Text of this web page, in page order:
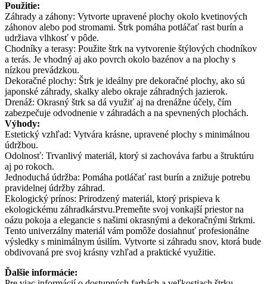
Použitie:
Záhrady a záhony: Vytvorte upravené plochy okolo kvetinových
záhonov alebo pod stromami. Štrk pomáha potláčať rast burín a
udržiava vlhkosť v pôde.
Chodníky a terasy: Použite štrk na vytvorenie štýlových chodníkov
a terás. Je vhodný aj ako povrch okolo bazénov a na plochy s
nízkou prevádzkou.
Dekoračné plochy: Štrk je ideálny pre dekoračné plochy, ako sú
japonské záhrady, skalky alebo okraje záhradných jazierok.
Drenáž: Okrasný štrk sa dá využiť aj na drenážne účely, čím
zabezpečuje odvodnenie v záhradách a na spevnených plochách.
Výhody:
Estetický vzhľad: Vytvára krásne, upravené plochy s minimálnou
údržbou.
Odolnosť: Trvanlivý materiál, ktorý si zachováva farbu a štruktúru
aj po rokoch.
Jednoduchá údržba: Pomáha potláčať rast burín a znižuje potrebu
pravidelnej údržby záhrad.
Ekologický prínos: Prirodzený materiál, ktorý prispieva k
ekologickému záhradkárstvu.Premeňte svoj vonkajší priestor na
oázu pokoja a elegancie s našimi okrasnými a dekoračnými štrkmi.
Tento univerzálny materiál vám pomôže dosiahnuť profesionálne
výsledky s minimálnym úsilím. Vytvorte si záhradu snov, ktorá bude
obdivovaná pre svoj krásny vzhľad a praktické využitie.
Ďalšie informácie: